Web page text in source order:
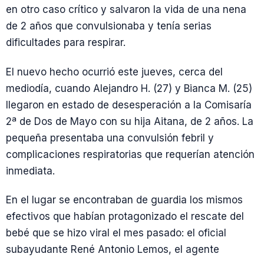
en otro caso crítico y salvaron la vida de una nena
de 2 años que convulsionaba y tenía serias
dificultades para respirar.
El nuevo hecho ocurrió este jueves, cerca del
mediodía, cuando Alejandro H. (27) y Bianca M. (25)
llegaron en estado de desesperación a la Comisaría
2ª de Dos de Mayo con su hija Aitana, de 2 años. La
pequeña presentaba una convulsión febril y
complicaciones respiratorias que requerían atención
inmediata.
En el lugar se encontraban de guardia los mismos
efectivos que habían protagonizado el rescate del
bebé que se hizo viral el mes pasado: el oficial
subayudante René Antonio Lemos, el agente